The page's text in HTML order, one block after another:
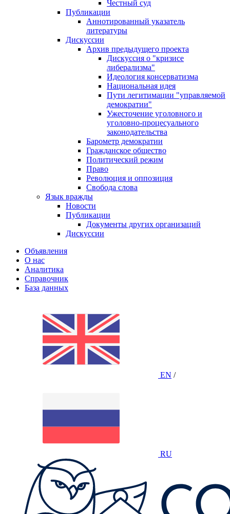
Честный суд
Публикации
Аннотированный указатель
литературы
Дискуссии
Архив предыдущего проекта
Дискуссия о "кризисе
либерализма"
Идеология консерватизма
Национальная идея
Пути легитимации "управляемой
демократии"
Ужесточение уголовного и
уголовно-процесуального
законодательства
Барометр демократии
Гражданское общество
Политический режим
Право
Революция и оппозиция
Свобода слова
Язык вражды
Новости
Публикации
Документы других организаций
Дискуссии
Объявления
О нас
Аналитика
Справочник
База данных
EN /
RU